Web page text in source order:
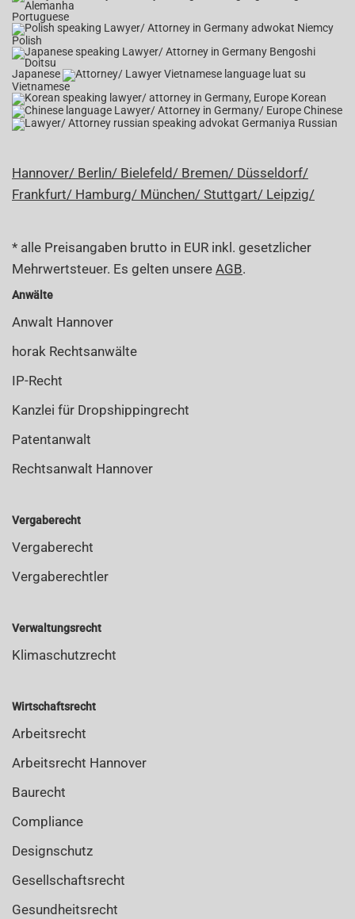
Portuguese
Polish
Japanese
Vietnamese
Korean
Chinese
Russian
Hannover/ Berlin/ Bielefeld/ Bremen/ Düsseldorf/
Frankfurt/ Hamburg/ München/ Stuttgart/ Leipzig/
* alle Preisangaben brutto in EUR inkl. gesetzlicher
Mehrwertsteuer. Es gelten unsere AGB.
Anwälte
Anwalt Hannover
horak Rechtsanwälte
IP-Recht
Kanzlei für Dropshippingrecht
Patentanwalt
Rechtsanwalt Hannover
Vergaberecht
Vergaberecht
Vergaberechtler
Verwaltungsrecht
Klimaschutzrecht
Wirtschaftsrecht
Arbeitsrecht
Arbeitsrecht Hannover
Baurecht
Compliance
Designschutz
Gesellschaftsrecht
Gesundheitsrecht